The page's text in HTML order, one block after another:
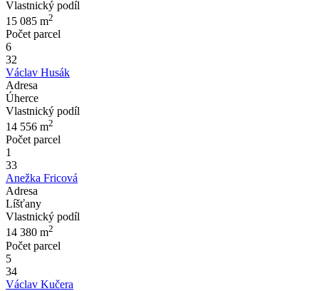
Vlastnický podíl
15 085 m2
Počet parcel
6
32
Václav Husák
Adresa
Úherce
Vlastnický podíl
14 556 m2
Počet parcel
1
33
Anežka Fricová
Adresa
Líšťany
Vlastnický podíl
14 380 m2
Počet parcel
5
34
Václav Kučera